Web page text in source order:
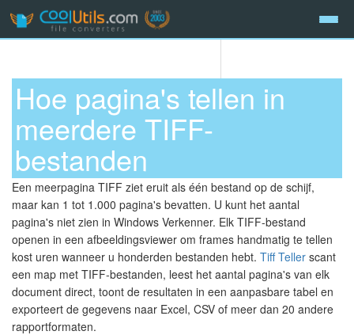
Hoe pagina's tellen in
meerdere TIFF-
bestanden
Een meerpagina TIFF ziet eruit als één bestand op de schijf,
maar kan 1 tot 1.000 pagina's bevatten. U kunt het aantal
pagina's niet zien in Windows Verkenner. Elk TIFF-bestand
openen in een afbeeldingsviewer om frames handmatig te tellen
kost uren wanneer u honderden bestanden hebt. Tiff Teller scant
een map met TIFF-bestanden, leest het aantal pagina's van elk
document direct, toont de resultaten in een aanpasbare tabel en
exporteert de gegevens naar Excel, CSV of meer dan 20 andere
rapportformaten.